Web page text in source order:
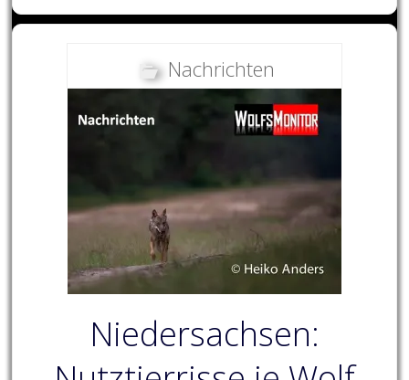
Nachrichten
Niedersachsen: